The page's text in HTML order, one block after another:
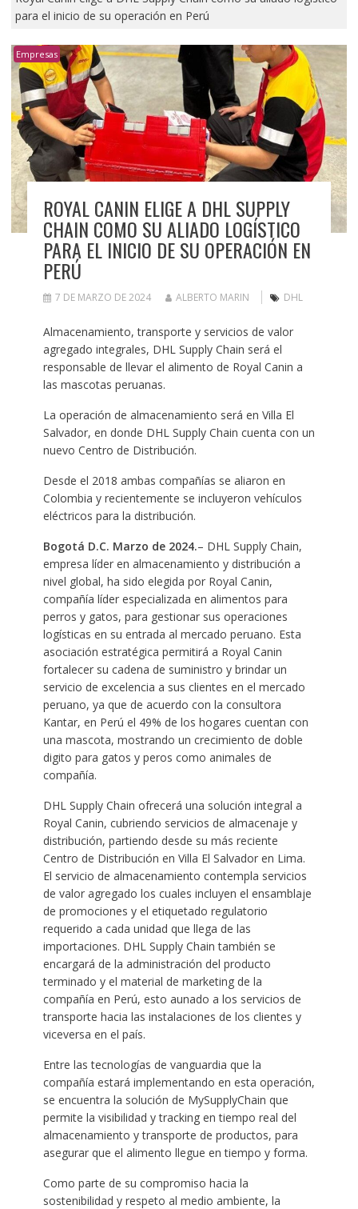
para el inicio de su operación en Perú
Empresas
ROYAL CANIN ELIGE A DHL SUPPLY
CHAIN COMO SU ALIADO LOGÍSTICO
PARA EL INICIO DE SU OPERACIÓN EN
PERÚ
7 DE MARZO DE 2024 ALBERTO MARIN DHL
Almacenamiento, transporte y servicios de valor
agregado integrales, DHL Supply Chain será el
responsable de llevar el alimento de Royal Canin a
las mascotas peruanas.
La operación de almacenamiento será en Villa El
Salvador, en donde DHL Supply Chain cuenta con un
nuevo Centro de Distribución.
Desde el 2018 ambas compañías se aliaron en
Colombia y recientemente se incluyeron vehículos
eléctricos para la distribución.
Bogotá D.C. Marzo de 2024.– DHL Supply Chain,
empresa líder en almacenamiento y distribución a
nivel global, ha sido elegida por Royal Canin,
compañía líder especializada en alimentos para
perros y gatos, para gestionar sus operaciones
logísticas en su entrada al mercado peruano. Esta
asociación estratégica permitirá a Royal Canin
fortalecer su cadena de suministro y brindar un
servicio de excelencia a sus clientes en el mercado
peruano, ya que de acuerdo con la consultora
Kantar, en Perú el 49% de los hogares cuentan con
una mascota, mostrando un crecimiento de doble
digito para gatos y peros como animales de
compañía.
DHL Supply Chain ofrecerá una solución integral a
Royal Canin, cubriendo servicios de almacenaje y
distribución, partiendo desde su más reciente
Centro de Distribución en Villa El Salvador en Lima.
El servicio de almacenamiento contempla servicios
de valor agregado los cuales incluyen el ensamblaje
de promociones y el etiquetado regulatorio
requerido a cada unidad que llega de las
importaciones. DHL Supply Chain también se
encargará de la administración del producto
terminado y el material de marketing de la
compañía en Perú, esto aunado a los servicios de
transporte hacia las instalaciones de los clientes y
viceversa en el país.
Entre las tecnologías de vanguardia que la
compañía estará implementando en esta operación,
se encuentra la solución de MySupplyChain que
permite la visibilidad y tracking en tiempo real del
almacenamiento y transporte de productos, para
asegurar que el alimento llegue en tiempo y forma.
Como parte de su compromiso hacia la
sostenibilidad y respeto al medio ambiente, la